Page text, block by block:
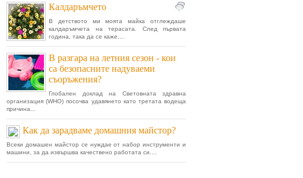
Калдаръмчето
В детството ми моята майка отглеждаше
калдаръмчета на терасата. След първата
година, така да се каже,...
В разгара на летния сезон - кои
са безопасните надуваеми
съоръжения?
Глобален доклад на Световната здравна
организация (WHO) посочва удавянето като третата водеща
причина...
Как да зарадваме домашния майстор?
Всеки домашен майстор се нуждае от набор инструменти и
машини, за да извършва качествено работата си....